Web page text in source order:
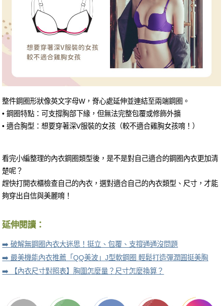
整件鋼圈形狀像英文字母W，脊心處延伸並連結至兩端鋼圈。
• 鋼圈特點：可支撐胸部下緣，但無法完整包覆或修飾外擴
• 適合胸型：想要穿著深V服裝的女孩（較不適合雞胸女孩唷！）
看完小編整理的內衣鋼圈類型後，是不是對自己適合的鋼圈內衣更加清
楚呢？
趕快打開衣櫃檢查自己的內衣，選對適合自己的內衣類型、尺寸，才能
夠穿出自信與美麗唷！
延伸閱讀：
➡️ 破解無鋼圈內衣大迷思！挺立、包覆、支撐通通沒問題
➡️ 最美機能內衣推薦「QQ美波」J型軟鋼圈 輕鬆打造彈潤圓挺美胸
➡️ 【內衣尺寸對照表】胸圍怎麼量？尺寸怎麼換算？